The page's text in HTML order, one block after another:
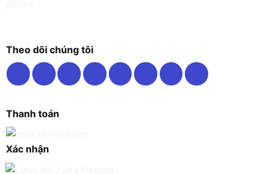
Theo dõi chúng tôi
Thanh toán
Xác nhận